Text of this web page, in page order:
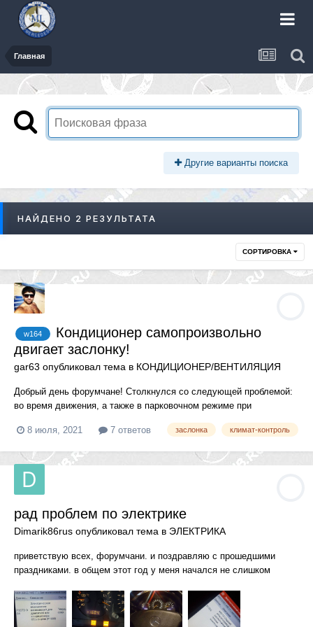
Главная
Другие варианты поиска
НАЙДЕНО 2 РЕЗУЛЬТАТА
СОРТИРОВКА
w164
Кондиционер самопроизвольно
двигает заслонку!
gar63 опубликовал тема в КОНДИЦИОНЕР/ВЕНТИЛЯЦИЯ
Добрый день форумчане! Столкнулся со следующей проблемой:
во время движения, а также в парковочном режиме при
заслонку, после чего начинает дуть обычный воздух, иногда (в 3
внутр...
8 июля, 2021 7 ответов заслонка климат-контроль
рад проблем по электрике
Dimarik86rus опубликовал тема в ЭЛЕКТРИКА
приветствую всех, форумчани. и поздравляю с прошедшими
праздниками. в общем этот год у меня начался не слишком
совета...может кто сталкивался. итак, начали: 1. при повороте
руля дальше, чем на половину загораются лампочки abs, bas, e...